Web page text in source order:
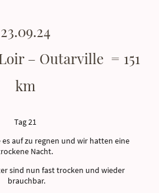
23.09.24
– Outarville = 151
km
Tag 21
auf zu regnen und wir hatten eine
Nacht.
sind nun fast trocken und wieder
brauchbar.